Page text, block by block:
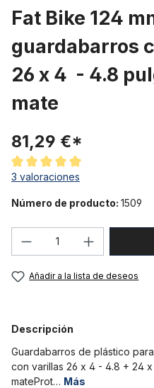
Fat Bike 124
guardabarros
26 x 4 - 4.8
mate
81,29 €*
Calificación promedio de 5 de
3 valoraciones
Número de producto: 1509
Cantidad del
Añadir a la lista de deseos
Descripción
Guardabarros de plástico
con varillas 26 x 4 - 4.8 + 24
mateProt… Más